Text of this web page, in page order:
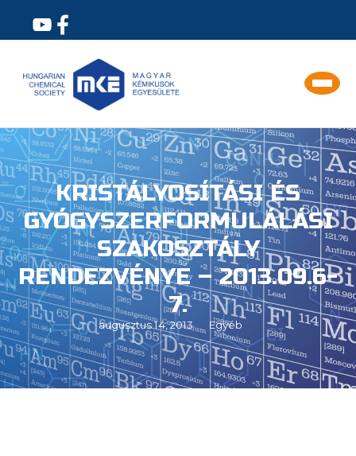
KRISTÁLYOSÍTÁSI ÉS
GYÓGYSZERFORMULÁLÁSI
SZAKOSZTÁLY
RENDEZVÉNYE – 2013.09.6-
7.
augusztus 14, 2013 Egyéb